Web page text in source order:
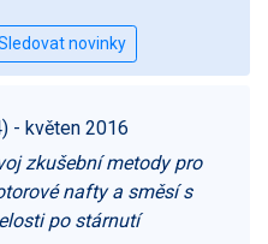
- květen 2016
zkušební metody pro
nafty a směsí s
po stárnutí